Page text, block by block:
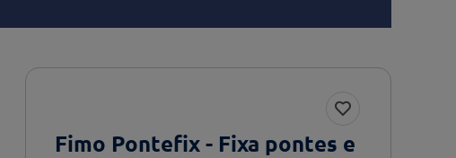
Fimo Pontefix - Fixa pontes e